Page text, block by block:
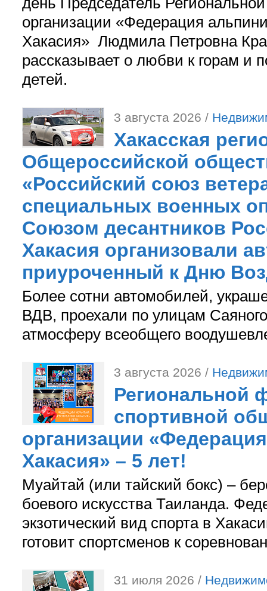
организации «Федерация
Хакасия» Людмила Петровна
рассказывает о любви к горам и
детей.
3 августа 2026 /
Хакасская
Общероссийской
«Российский союз
специальных военных
Союзом десантников
Хакасия организовали
приуроченный к Дню
Более сотни автомобилей,
ВДВ, проехали по улицам
атмосферу всеобщего
3 августа 2026 /
Региональной
спортивной
организации
Хакасия» – 5 лет!
Муайтай (или тайский бокс) –
боевого искусства Таиланда.
экзотический вид спорта в
готовит спортсменов к
31 июля 2026 /